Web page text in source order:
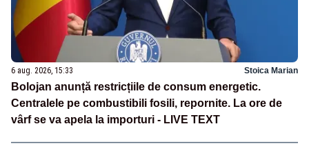
6 aug. 2026, 15:33 Stoica Marian
Bolojan anunță restricțiile de consum energetic.
Centralele pe combustibili fosili, repornite. La ore de
vârf se va apela la importuri - LIVE TEXT